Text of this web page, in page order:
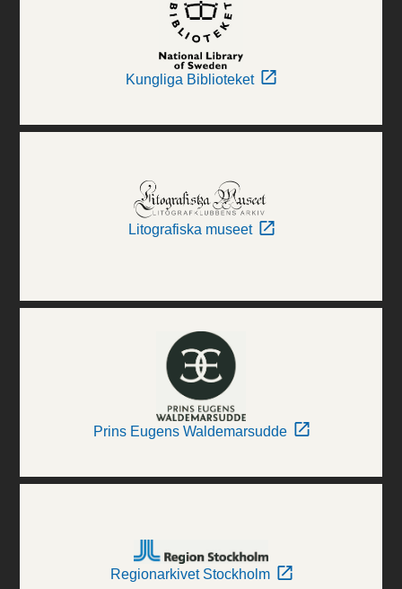
Kungliga Biblioteket
Litografiska museet
Prins Eugens Waldemarsudde
Regionarkivet Stockholm